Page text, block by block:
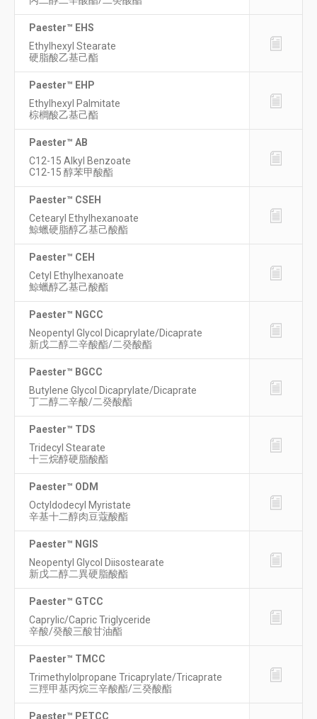
Paester™ EHS
Ethylhexyl Stearate
硬脂酸乙基己酯
Paester™ EHP
Ethylhexyl Palmitate
棕櫚酸乙基己酯
Paester™ AB
C12-15 Alkyl Benzoate
C12-15 醇苯甲酸酯
Paester™ CSEH
Cetearyl Ethylhexanoate
鯨蠟硬脂醇乙基己酸酯
Paester™ CEH
Cetyl Ethylhexanoate
鯨蠟醇乙基己酸酯
Paester™ NGCC
Neopentyl Glycol Dicaprylate/Dicaprate
新戊二醇二辛酸酯/二癸酸酯
Paester™ BGCC
Butylene Glycol Dicaprylate/Dicaprate
丁二醇二辛酸/二癸酸酯
Paester™ TDS
Tridecyl Stearate
十三烷醇硬脂酸酯
Paester™ ODM
Octyldodecyl Myristate
辛基十二醇肉豆蔻酸酯
Paester™ NGIS
Neopentyl Glycol Diisostearate
新戊二醇二異硬脂酸酯
Paester™ GTCC
Caprylic/Capric Triglyceride
辛酸/癸酸三酸甘油酯
Paester™ TMCC
Trimethylolpropane Tricaprylate/Tricaprate
三羥甲基丙烷三辛酸酯/三癸酸酯
Paester™ PETCC